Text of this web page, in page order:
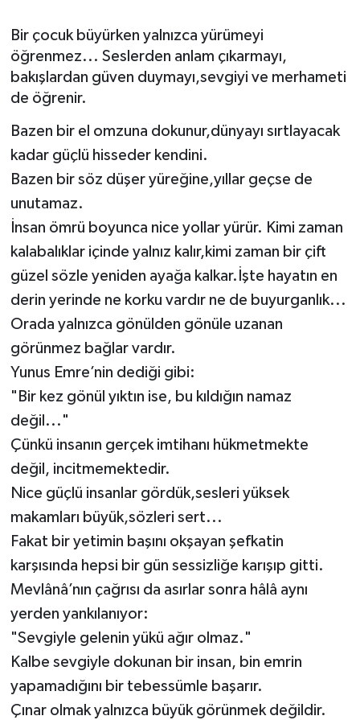
Bir çocuk büyürken yalnızca yürümeyi
öğrenmez... Seslerden anlam çıkarmayı,
bakışlardan güven duymayı,sevgiyi ve merhameti
de öğrenir.
Bazen bir el omzuna dokunur,dünyayı sırtlayacak
kadar güçlü hisseder kendini.
Bazen bir söz düşer yüreğine,yıllar geçse de
unutamaz.
İnsan ömrü boyunca nice yollar yürür. Kimi zaman
kalabalıklar içinde yalnız kalır,kimi zaman bir çift
güzel sözle yeniden ayağa kalkar.İşte hayatın en
derin yerinde ne korku vardır ne de buyurganlık...
Orada yalnızca gönülden gönüle uzanan
görünmez bağlar vardır.
Yunus Emre’nin dediği gibi:
"Bir kez gönül yıktın ise, bu kıldığın namaz
değil..."
Çünkü insanın gerçek imtihanı hükmetmekte
değil, incitmemektedir.
Nice güçlü insanlar gördük,sesleri yüksek
makamları büyük,sözleri sert...
Fakat bir yetimin başını okşayan şefkatin
karşısında hepsi bir gün sessizliğe karışıp gitti.
Mevlânâ’nın çağrısı da asırlar sonra hâlâ aynı
yerden yankılanıyor:
"Sevgiyle gelenin yükü ağır olmaz."
Kalbe sevgiyle dokunan bir insan, bin emrin
yapamadığını bir tebessümle başarır.
Çınar olmak yalnızca büyük görünmek değildir.